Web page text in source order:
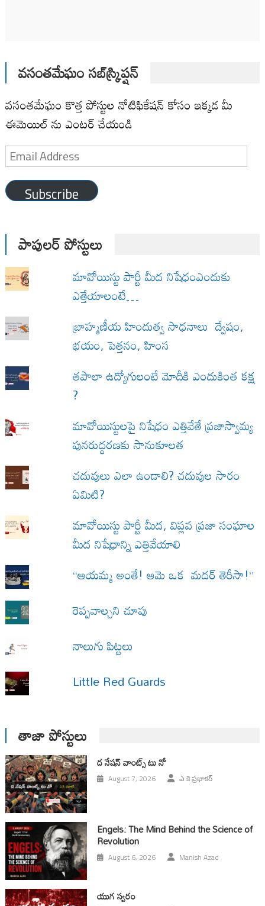
వసంతమేఘం సబ్‌స్క్రిప్షన్
వసంతమేఘం కొత్త పోస్టుల నోటిఫికేషన్ కోసం ఇక్కడ మీ
ఈమెయిల్ ను ఎంటర్ చేయండి
Email
Address
Subscribe
పాపులర్ పోస్టులు
మావోయిస్టు పార్టీ మీద నిషేధంఎందుకు
ఎత్తేయాలంటే…
బ్రాహ్మణీయ హిందుత్వ సాధనాలు ద్వేషం,
భయం, పెత్తనం, హింస
త‌పాలా ఉద్యోగులంటే మోదీకి ఎందుకింత కక్ష
?
మావోయిస్టులపై నిషేధం ఎత్తివేతే ప్రజాస్వామ్య
పునరుద్ధరణకు సానుకూలత
చదువులు ఎలా ఉండాలి? చదువుల సారం
ఏమిటి?
మావోయిస్టు పార్టీ మీద, విప్లవ ప్రజా సంఘాల
మీద నిషేధాన్ని ఎత్తివేయాలి
“ఆయమ్మ అంతే! ఆమె ఒక మదర్ తెరీసా!”
రెప్పవాల్చని చూపు
నాలుగు పిట్టలు
Little Red Guards
తాజా పోస్టులు
ద నేషన్ వాంట్స్ టు నో
August 7, 2026 ఎ కె ప్రభాకర్
Engels: The Mind Behind the Science of
Revolution
August 6, 2026 Manish Azad
యుగ స్వ‌రం